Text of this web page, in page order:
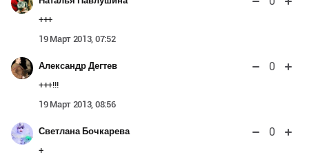
+++
19 Март 2013, 07:52
Александр Дегтев 0
+++!!!
19 Март 2013, 08:56
Светлана Бочкарева 0
+